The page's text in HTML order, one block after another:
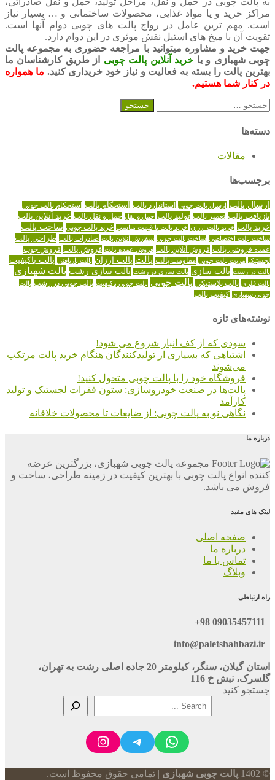
مراکز خرید و یا مواد غذایی، محصولات ساختمانی و … بسیار نیاز
است. مهم ترین عامل در رواج پالت های چوبی دوام آنها است.
تقویت آن با میخ های استیل نقش موثری در این دوام دارد.
جهت خرید و مشاوره میتوانید با مراجعه حضوری به مجموعه پالت
چوبی شهبازی و یا خرید آنلاین پالت چوبی
از طریق کارشناسان ما
بهترین پالت را بسته به فعالیت و نیاز خود خریداری کنید. ما همواره
در کنار شما هستیم.
جستجو
دسته‌ها
مقالات
برچسب‌ها
ارسال پالت ارسال پالت چوبی استاندارد پالت استحکام پالت استحکام پالت چوبی
بازیافت پالت تعمیر پالت تولید پالت حمل و نقل حمل و نقل پالت خرید آنلاین پالت
خرید پالت خرید پالت ارزان خرید پالت با قیمت مناسب خرید پالت چوبی ساخت پالت
ساخت پالت اختصاصی ساخت پالت چوبی سفارش آنلاین پالت صادرات پالت طراحی پالت
عمده فروشی پالت فروش آنلاین پالت فروش عمده پالت فروش پالت فروش چوب
لجستیک مزیت پالت چوبی مقاومت پالت پالت پالت ارزان پالت بازیافتی پالت باکیفیت
پالت در رشت پالت سازی پالت سازی در رشت پالت سازی رشت پالت شهبازی
پالت فلزی پالت پلاستیکی پالت چوبی پالت چوبی باکیفیت پالت چوبی در رشت پالت
چوبی شهبازی کیفیت پالت
نوشته‌های تازه
سودی که از کف انبار شروع می شود!
اشتباهی که بسیاری از تولیدکنندگان هنگام خرید پالت مرتکب
می‌شوند
فروشگاه خود را با پالت چوبی متحول کنید!
پالت‌ها در صنعت خودروسازی: ستون فقرات لجستیک و تولید
کارآمد
نگاهی نو به پالت چوبی: از ضایعات تا محصولات خلاقانه
درباره ما
مجموعه پالت چوبی شهبازی، بزرگترین عرضه
کننده انواع پالت چوبی با بهترین کیفیت در زمینه طراحی، ساخت و
فروش می باشد.
لینک های مفید
صفحه اصلی
درباره ما
تماس با ما
وبلاگ
راه ارتباطی
09035457111 98+
info@paletshahbazi.ir
استان گیلان، سنگر، کیلومتر 20 جاده اصلی رشت به تهران،
گلسرک، نبش خ 116
جستجو کنید
WhatsApp
Telegram
Instagram
© 1402 پالت چوبی شهبازی | تمامی حقوق محفوظ است.